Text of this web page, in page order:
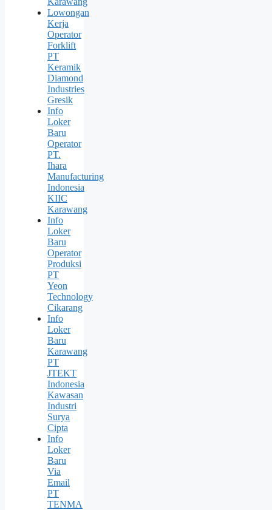
Lowongan
Kerja
Operator
Forklift
PT
Keramik
Diamond
Industries
Gresik
Info
Loker
Baru
Operator
PT.
Ihara
Manufacturing
Indonesia
KIIC
Karawang
Info
Loker
Baru
Operator
Produksi
PT
Yeon
Technology
Cikarang
Info
Loker
Baru
Karawang
PT
JTEKT
Indonesia
Kawasan
Industri
Surya
Cipta
Info
Loker
Baru
Via
Email
PT
TENMA